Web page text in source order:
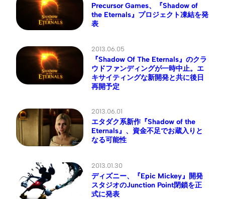
Precursor Games、『Shadow of
the Eternals』プロジェクト凍結を発
表
2013.06.05
『Shadow Of The Eternals』のクラ
ウドファンディングが一時中止。エ
キサイティングな新開発と共に後日
再開予定
2013.06.01
エタダク系新作『Shadow of the
Eternals』、資金不足でお蔵入りと
なる可能性
2013.01.30
ディズニー、『Epic Mickey』開発
スタジオのJunction Point閉鎖を正
式に発表